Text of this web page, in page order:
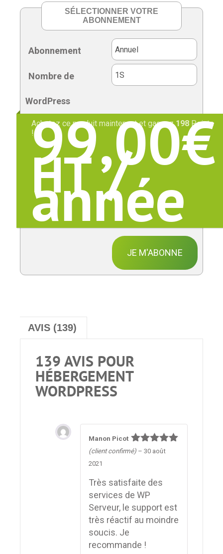
Abonnement
Nombre de
WordPress
Achetez ce produit maintenant et gagnez198 Points
!99,00€
HT /
année
JE M'ABONNE
AVIS (139)
139 AVIS POUR
HÉBERGEMENT
WORDPRESS
Note 5sur
Manon Picot
(client confirmé) – 30 août
2021
Très satisfaite des
services de WP
Serveur, le support est
très réactif au moindre
soucis. Je
recommande !